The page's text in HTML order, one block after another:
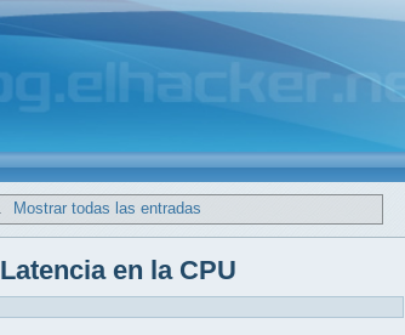
Mostrar todas las entradas
en la CPU